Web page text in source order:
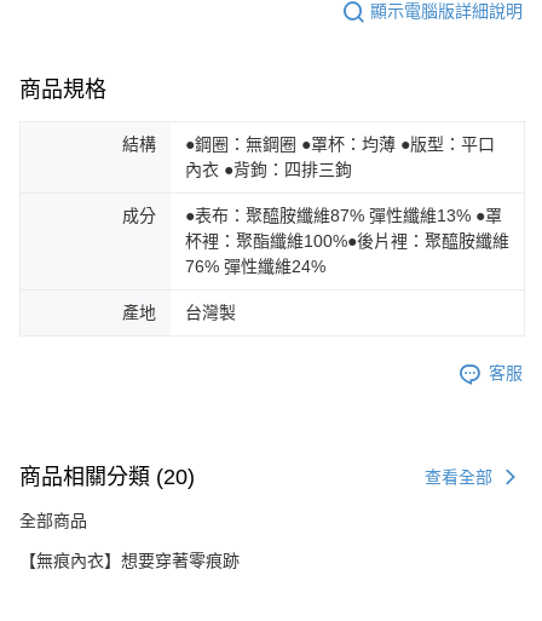
顯示電腦版詳細說明
商品規格
結構
●鋼圈：無鋼圈 ●罩杯：均薄 ●版型：平口
內衣 ●背鉤：四排三鉤
成分
●表布：聚醯胺纖維87% 彈性纖維13% ●罩
杯裡：聚酯纖維100%●後片裡：聚醯胺纖維
76% 彈性纖維24%
產地 台灣製
客服
商品相關分類 (20) 查看全部
全部商品
【無痕內衣】想要穿著零痕跡